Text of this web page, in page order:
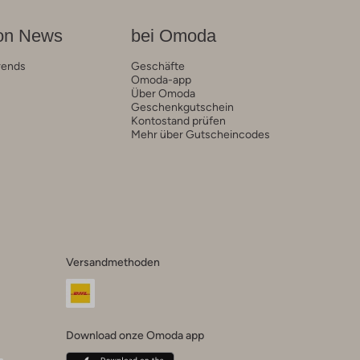
News bei Omoda
Geschäfte
Omoda-app
Über Omoda
Geschenkgutschein
Kontostand prüfen
Mehr über Gutscheincodes
Versandmethoden
Download onze Omoda app